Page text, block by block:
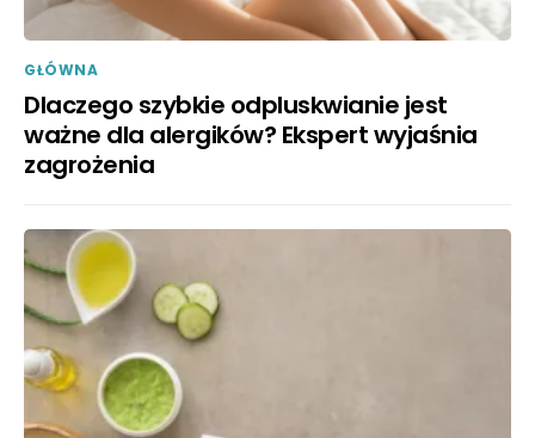
GŁÓWNA
Dlaczego szybkie odpluskwianie jest
ważne dla alergików? Ekspert wyjaśnia
zagrożenia